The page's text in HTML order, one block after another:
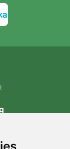
helst inden for